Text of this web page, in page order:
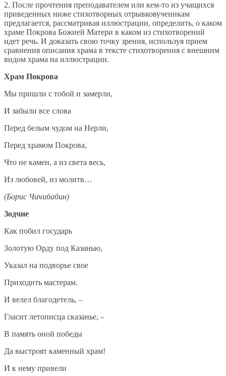
2. После прочтения преподавателем или кем-то из учащихся
приведенных ниже стихотворных отрывковученикам
предлагается, рассматривая иллюстрации, определить, о каком
храме Покрова Божией Матери в каком из стихотворений
идет речь. И доказать свою точку зрения, используя прием
сравнения описания храма в тексте стихотворения с внешним
видом храма на иллюстрации.
Храм Покрова
Мы пришли с тобой и замерли,
И забыли все слова
Перед белым чудом на Нерли,
Перед храмом Покрова,
Что не камен, а из света весь,
Из любовей, из молитв…
(Борис Чичибабин)
Зодчие
Как побил государь
Золотую Орду под Казанью,
Указал на подворье свое
Приходить мастерам.
И велел благодетель, –
Гласит летописца сказанье, –
В память оной победы
Да выстроят каменный храм!
И к нему привели